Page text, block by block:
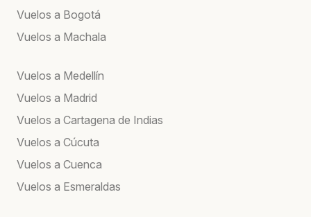
Vuelos a Bogotá
Vuelos a Machala
Vuelos a Medellín
Vuelos a Madrid
Vuelos a Cartagena de Indias
Vuelos a Cúcuta
Vuelos a Cuenca
Vuelos a Esmeraldas